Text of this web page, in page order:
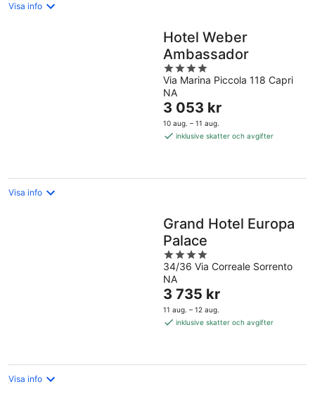
Visa info
Hotel Weber
Ambassador
4
out
of
5
Via Marina Piccola 118 Capri
NA
Priset
är
3 053 kr
3 053 kr
10 aug. – 11 aug.
inklusive skatter och avgifter
Visa info
Grand Hotel Europa
Palace
4
out
of
5
34/36 Via Correale Sorrento
NA
Priset
är
3 735 kr
3 735 kr
11 aug. – 12 aug.
inklusive skatter och avgifter
Visa info